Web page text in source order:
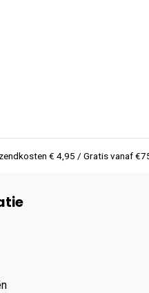
€ 4,95 / Gratis vanaf